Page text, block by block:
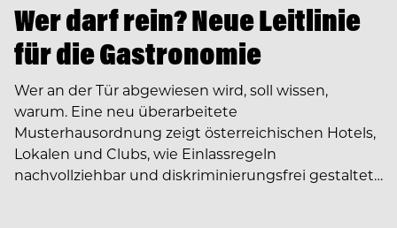
Wer darf rein? Neue Leitlinie
für die Gastronomie
Wer an der Tür abgewiesen wird, soll wissen,
warum. Eine neu überarbeitete
Musterhausordnung zeigt österreichischen Hotels,
Lokalen und Clubs, wie Einlassregeln
nachvollziehbar und diskriminierungsfrei gestaltet…